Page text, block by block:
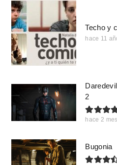
Techo y
hace 11
2
hace 2
Bugonia